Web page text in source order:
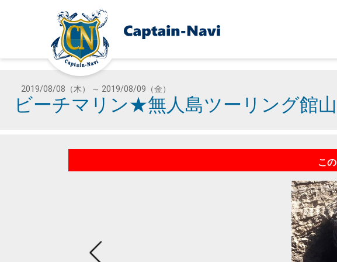
2019/08/08（木） ～ 2019/08/09（金）
ビーチマリン★無人島ツーリング館
こ